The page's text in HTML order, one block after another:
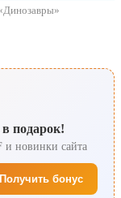
в подарок!
новинки сайта
Получить бонус